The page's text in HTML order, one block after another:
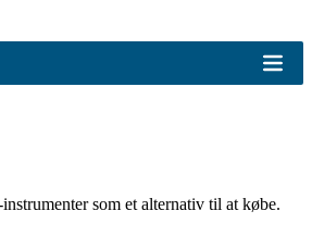
som et alternativ til at købe.